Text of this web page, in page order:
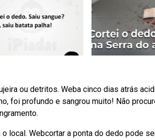
ou detritos. Weba cinco dias atrás
foi profundo e sangrou muito! Não
local. Webcortar a ponta do dedo pode